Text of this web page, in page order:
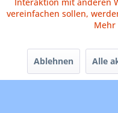
vereinfachen sollen,
Mehr
Ablehnen Alle